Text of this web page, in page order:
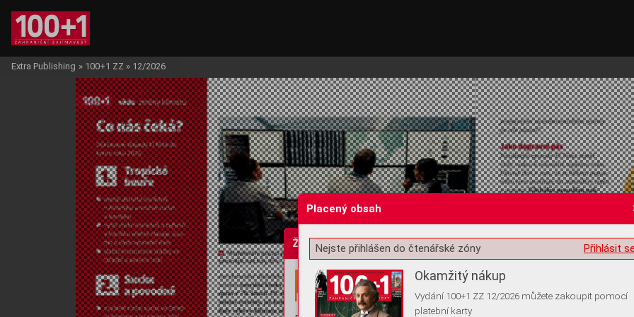
Žádost o souhlas s ukládáním volitelných informací
Extra Publishing » 100+1 ZZ » 12/2026
Placený obsah
Přihlásit
Nejste přihlášen do čtenářské zóny
Okamžitý nákup
Vydání 100+1 ZZ 12/2026 můžete zakoupit pomocí
platební karty